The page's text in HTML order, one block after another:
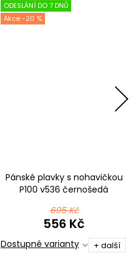
ODESLÁNÍ DO 7 DNŮ
-20 %
Pánské plavky s nohavičkou
P100 v536 černošedá
695 Kč
556 Kč
Dostupné varianty + další